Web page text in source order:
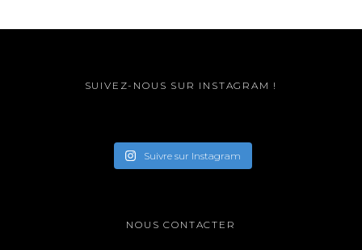
SUIVEZ-NOUS SUR INSTAGRAM !
Suivre sur Instagram
NOUS CONTACTER